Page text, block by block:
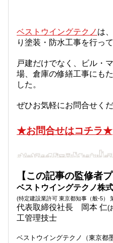
ベストウイングテクノ は
り塗装・防水工事を行っ
戸建だけでなく、ビル・
場、倉庫の修繕工事にも
した。
ぜひお気軽にお問合せくだ
★お問合せはコチラ★
【この記事の監修者
ベストウイングテクノ株
(特定建設業許可 東京都知事（般-5）
代表取締役社長 岡本 仁(
工管理技士
ベストウイングテクノ（東京都